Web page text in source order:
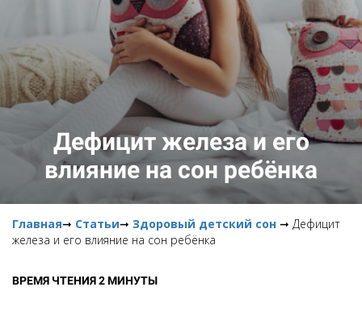
Дефицит железа и его
влияние на сон ребёнка
Главная➞ Статьи➞ Здоровый детский сон ➞ Дефицит
железа и его влияние на сон ребёнка
ВРЕМЯ ЧТЕНИЯ 2 МИНУТЫ